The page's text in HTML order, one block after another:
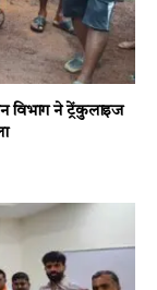
विभाग ने ट्रेंकुलाइज